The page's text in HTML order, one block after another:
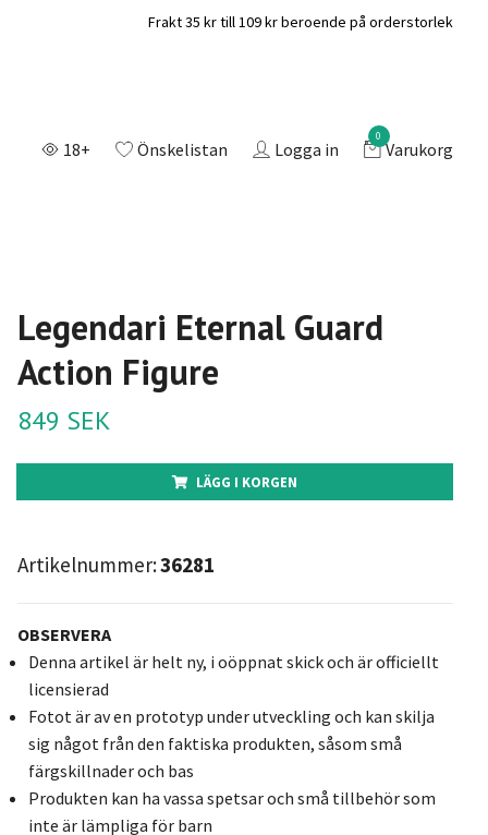
Frakt 35 kr till 109 kr beroende på orderstorlek
18+ Önskelistan Logga in
0
Varukorg
Legendari Eternal Guard
Action Figure
849 SEK
LÄGG I KORGEN
Artikelnummer:36281
OBSERVERA
Denna artikel är helt ny, i oöppnat skick och är officiellt
licensierad
Fotot är av en prototyp under utveckling och kan skilja
sig något från den faktiska produkten, såsom små
färgskillnader och bas
Produkten kan ha vassa spetsar och små tillbehör som
inte är lämpliga för barn